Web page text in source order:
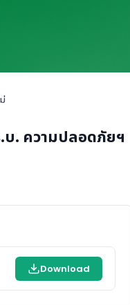
บ. ความปลอดภัยฯ
Download